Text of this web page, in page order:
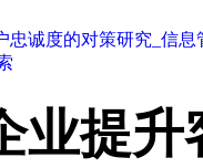
忠诚度的对策研究_信息
业提